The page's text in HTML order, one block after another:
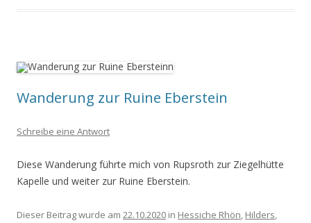
Wanderung zur Ruine Eberstein
Schreibe eine Antwort
Diese Wanderung führte mich von Rupsroth zur Ziegelhütte
Kapelle und weiter zur Ruine Eberstein.
Dieser Beitrag wurde am 22.10.2020 in Hessiche Rhön, Hilders,